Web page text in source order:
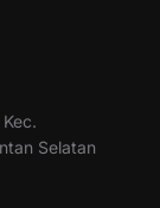
Selatan